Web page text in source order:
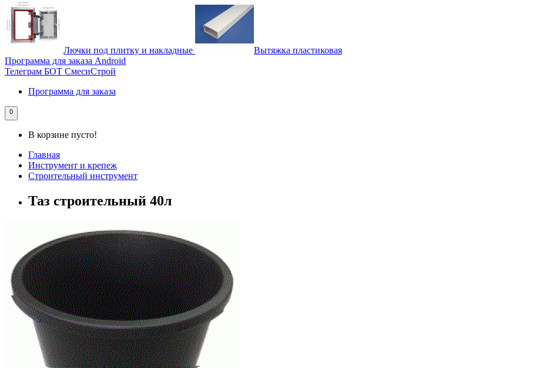
Лючки под плитку и накладные
Вытяжка пластиковая
Программа для заказа Android
Телеграм БОТ СмесиСтрой
Программа для заказа
0
В корзине пусто!
Главная
Инструмент и крепеж
Строительный инструмент
Таз строительный 40л